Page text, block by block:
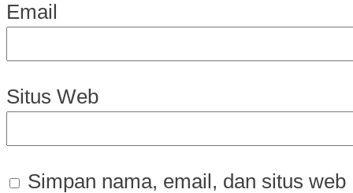
Email
Situs Web
Simpan nama, email, dan situs web